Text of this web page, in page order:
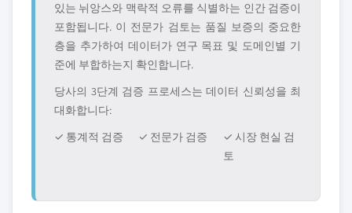
있는 뉘앙스와 맥락적 오류를 식별하는 인간 검증이
포함됩니다. 이 전문가 검토는 품질 보증의 중요한
층을 추가하여 데이터가 연구 목표 및 도메인별 기
준에 부합하는지 확인합니다.
당사의 3단계 검증 프로세스는 데이터 신뢰성을 최
대화합니다:
✓ 통계적 검증
✓ 전문가 검증
✓ 시장 현실 검
토